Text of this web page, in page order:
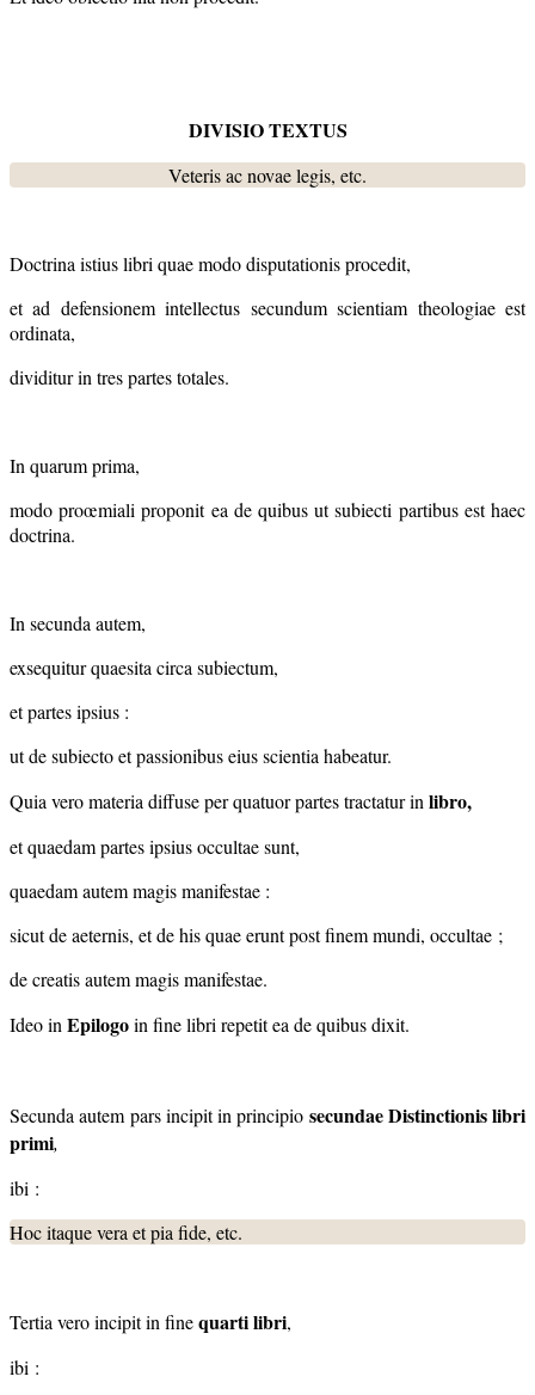
DIVISIO TEXTUS
Veteris ac novae legis, etc.
Doctrina istius libri quae modo disputationis procedit,
et ad defensionem intellectus secundum scientiam theologiae est
ordinata,
dividitur in tres partes totales.
In quarum prima,
modo proœmiali proponit ea de quibus ut subiecti partibus est haec
doctrina.
In secunda autem,
exsequitur quaesita circa subiectum,
et partes ipsius :
ut de subiecto et passionibus eius scientia habeatur.
Quia vero materia diffuse per quatuor partes tractatur in libro,
et quaedam partes ipsius occultae sunt,
quaedam autem magis manifestae :
sicut de aeternis, et de his quae erunt post finem mundi, occultae ;
de creatis autem magis manifestae.
Ideo in Epilogoin fine libri repetit ea de quibus dixit.
Secunda autem pars incipit in principio secundae Distinctionislibri
primi,
ibi :
Hoc itaque vera et pia fide, etc.
Tertia vero incipit in finequarti libri,
ibi :